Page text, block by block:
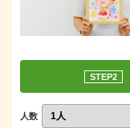
STEP2
人数